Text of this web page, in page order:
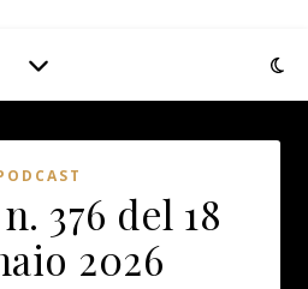
376 del 18
2026